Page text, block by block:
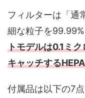
フィルターは「通
細な粒子を
トモデルは0.1ミ
キャッチする
付属品は以下の7